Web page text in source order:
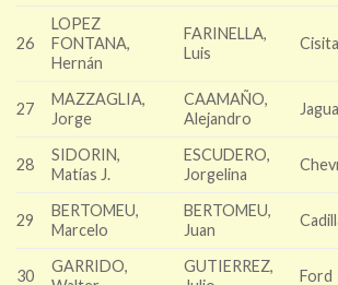
26
LOPEZ
FONTANA,
Hernán
FARINELLA,
Luis
27
MAZZAGLIA,
Jorge
CAAMAÑO,
Alejandro
28
SIDORIN,
Matías J.
ESCUDERO,
Jorgelina
29
BERTOMEU,
Marcelo
BERTOMEU,
Juan
30
GARRIDO,
GUTIERREZ,
Ford